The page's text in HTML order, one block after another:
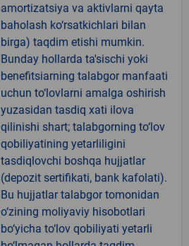
amortizatsiya va aktivlarni qayta
baholash ko‘rsatkichlari bilan
birga) taqdim etishi mumkin.
Bunday hollarda ta'sischi yoki
benefitsiarning talabgor manfaati
uchun to‘lovlarni amalga oshirish
yuzasidan tasdiq xati ilova
qilinishi shart; talabgorning to‘lov
qobiliyatining yetarliligini
tasdiqlovchi boshqa hujjatlar
(depozit sertifikati, bank kafolati).
Bu hujjatlar talabgor tomonidan
o‘zining moliyaviy hisobotlari
bo‘yicha to‘lov qobiliyati yetarli